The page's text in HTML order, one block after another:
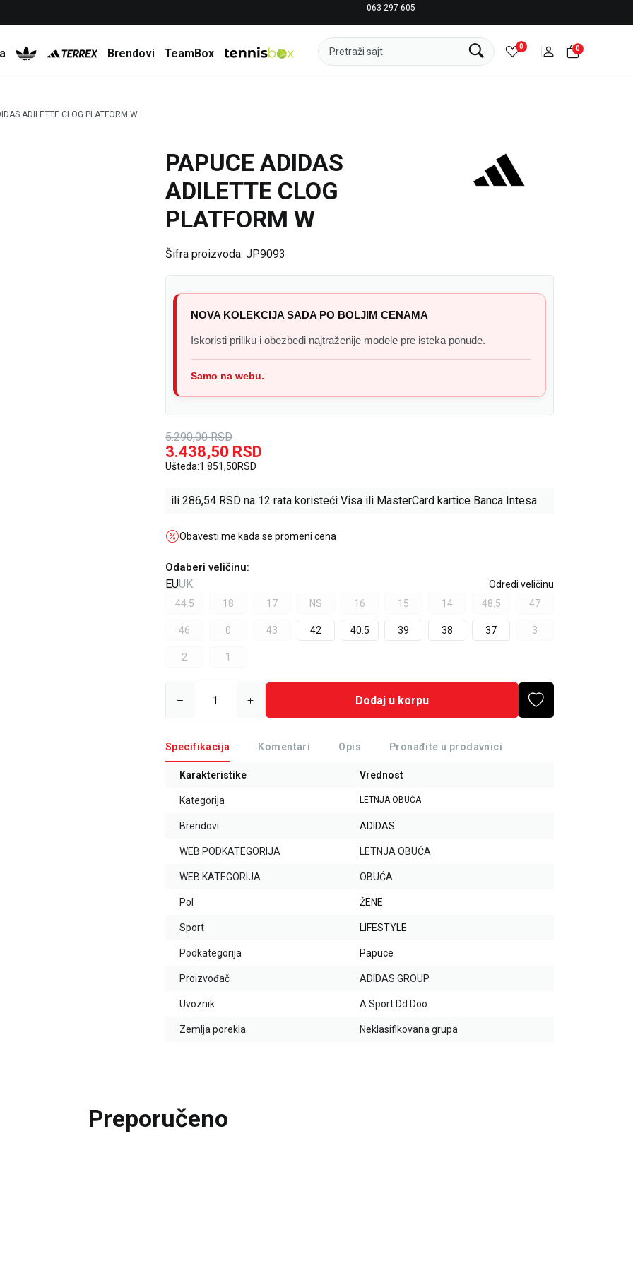
063 297 605
Brendovi TeamBox Pretraži sajt 0 0
ADILETTE CLOG PLATFORM W
PAPUCE ADIDAS
ADILETTE CLOG
PLATFORM W
Šifra proizvoda: JP9093
NOVA KOLEKCIJA SADA PO BOLJIM CENAMA
Iskoristi priliku i obezbedi najtraženije modele pre isteka ponude.
Samo na webu.
5.290,00 RSD
3.438,50 RSD
Ušteda:1.851,50RSD
ili 286,54 RSD na 12 rata koristeći Visa ili MasterCard kartice Banca Intesa
Obavesti me kada se promeni cena
Odaberi veličinu:
EUUK
Odredi veličinu
44.5
18 17 NS 16 15 14 48.5 47
46 0 43 42 40.5 39 38 37 3
2 1
Dodaj u korpu
Specifikacija Komentari Opis Pronađite u prodavnici
Karakteristike Vrednost
Kategorija LETNJA OBUĆA
Brendovi ADIDAS
WEB PODKATEGORIJA LETNJA OBUĆA
WEB KATEGORIJA OBUĆA
Pol ŽENE
Sport LIFESTYLE
Podkategorija Papuce
Proizvođač ADIDAS GROUP
Uvoznik A Sport Dd Doo
Zemlja porekla Neklasifikovana grupa
Preporučeno